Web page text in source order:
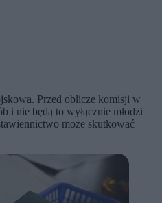
Przed oblicze komisji w
i nie będą to wyłącznie młodzi
może skutkować